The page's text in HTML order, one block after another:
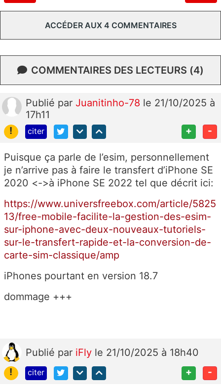
ACCÉDER AUX 4 COMMENTAIRES
COMMENTAIRES DES LECTEURS (4)
Publié par Juanitinho-78 le 21/10/2025 à
17h11
!
citer + -
Puisque ça parle de l’esim, personnellement
je n’arrive pas à faire le transfert d’iPhone SE
2020 <->à iPhone SE 2022 tel que décrit ici:
https://www.universfreebox.com/article/5825
13/free-mobile-facilite-la-gestion-des-esim-
sur-iphone-avec-deux-nouveaux-tutoriels-
sur-le-transfert-rapide-et-la-conversion-de-
carte-sim-classique/amp
iPhones pourtant en version 18.7
dommage +++
Publié par iFly le 21/10/2025 à 18h40
!
citer + -